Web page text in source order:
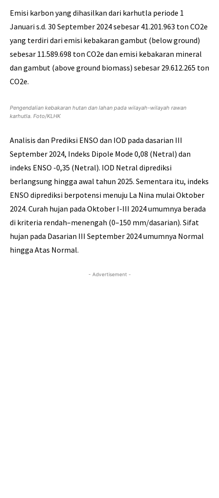
Emisi karbon yang dihasilkan dari karhutla periode 1
Januari s.d. 30 September 2024 sebesar 41.201.963 ton CO2e
yang terdiri dari emisi kebakaran gambut (below ground)
sebesar 11.589.698 ton CO2e dan emisi kebakaran mineral
dan gambut (above ground biomass) sebesar 29.612.265 ton
CO2e.
Pengendalian kebakaran hutan dan lahan pada wilayah-wilayah rawan
karhutla. Foto/KLHK
Analisis dan Prediksi ENSO dan IOD pada dasarian III
September 2024, Indeks Dipole Mode 0,08 (Netral) dan
indeks ENSO -0,35 (Netral). IOD Netral diprediksi
berlangsung hingga awal tahun 2025. Sementara itu, indeks
ENSO diprediksi berpotensi menuju La Nina mulai Oktober
2024. Curah hujan pada Oktober I-III 2024 umumnya berada
di kriteria rendah–menengah (0–150 mm/dasarian). Sifat
hujan pada Dasarian III September 2024 umumnya Normal
hingga Atas Normal.
- Advertisement -